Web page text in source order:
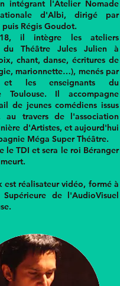
intégrant l'Atelier Nomade
d'Albi, dirigé par
Régis Goudot.
il intègre les ateliers
du Théâtre Jules Julien à
chant, danse, écritures de
marionnette…), menés par
et les enseignants du
Toulouse. Il accompagne
de jeunes comédiens issus
au travers de l'association
d'Artistes, et aujourd'hui
Méga Super Théâtre.
le TDI et sera le roi Béranger
est réalisateur vidéo, formé à
de l'AudioVisuel